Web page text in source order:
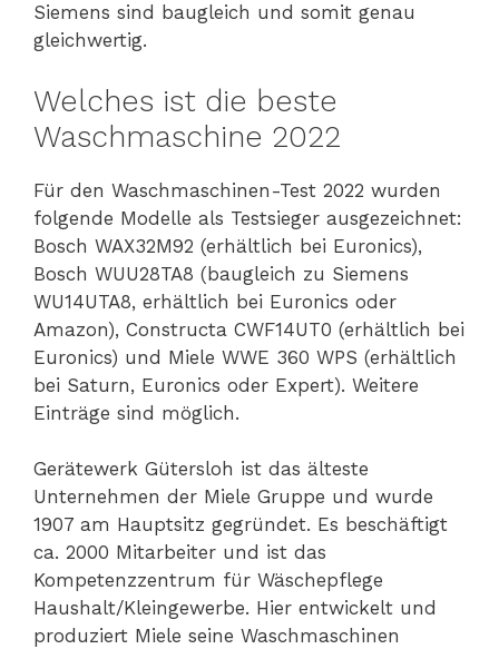
Siemens sind baugleich und somit genau
gleichwertig.
Welches ist die beste
Waschmaschine 2022
Für den Waschmaschinen-Test 2022 wurden
folgende Modelle als Testsieger ausgezeichnet:
Bosch WAX32M92 (erhältlich bei Euronics),
Bosch WUU28TA8 (baugleich zu Siemens
WU14UTA8, erhältlich bei Euronics oder
Amazon), Constructa CWF14UT0 (erhältlich bei
Euronics) und Miele WWE 360 WPS (erhältlich
bei Saturn, Euronics oder Expert). Weitere
Einträge sind möglich.
Gerätewerk Gütersloh ist das älteste
Unternehmen der Miele Gruppe und wurde
1907 am Hauptsitz gegründet. Es beschäftigt
ca. 2000 Mitarbeiter und ist das
Kompetenzzentrum für Wäschepflege
Haushalt/Kleingewerbe. Hier entwickelt und
produziert Miele seine Waschmaschinen